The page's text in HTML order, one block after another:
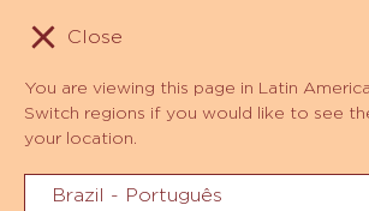
Close
You are viewing this page in Latin
Switch regions if you would like to see
your location.